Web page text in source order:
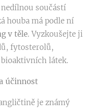
součástí
houba má podle ní
v těle. Vyzkoušejte ji
fytosterolů,
látek.
účinnost
je známý